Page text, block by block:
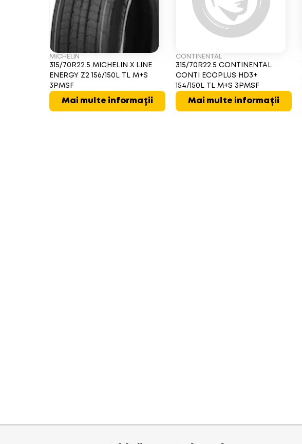
MICHELIN
315/70R22.5 MICHELIN X LINE
ENERGY Z2 156/150L TL M+S
3PMSF
Mai multe informații
CONTINENTAL
315/70R22.5 CONTINENTAL
CONTI ECOPLUS HD3+
154/150L TL M+S 3PMSF
Mai multe informații